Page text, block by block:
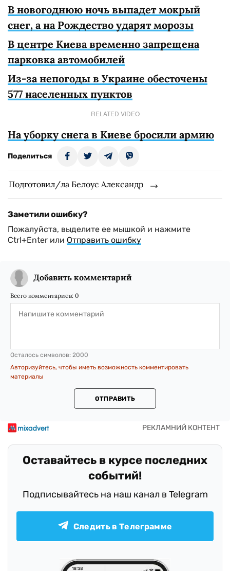
В новогоднюю ночь выпадет мокрый
снег, а на Рождество ударят морозы
В центре Киева временно запрещена
парковка автомобилей
Из-за непогоды в Украине обесточены
577 населенных пунктов
RELATED VIDEO
На уборку снега в Киеве бросили армию
Поделиться
Подготовил/ла Белоус Александр
Заметили ошибку?
Пожалуйста, выделите ее мышкой и нажмите
Ctrl+Enter или Отправить ошибку
Добавить комментарий
Всего комментариев: 0
Осталось символов: 2000
Авторизуйтесь, чтобы иметь возможность комментировать
материалы
ОТПРАВИТЬ
Оставайтесь в курсе последних
событий!
Подписывайтесь на наш канал в Telegram
Следить в Телеграмме